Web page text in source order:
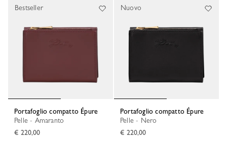
Portafoglio compatto Épure
Pelle - Amaranto
€ 220,00
Bestseller
Portafoglio compatto Épure
Pelle - Nero
€ 220,00
Nuovo